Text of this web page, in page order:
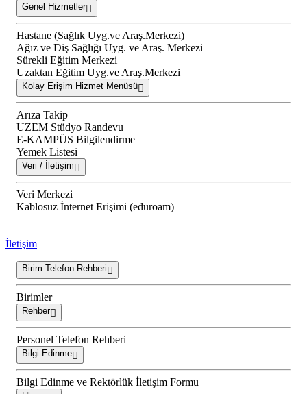
Genel Hizmetler
Hastane (Sağlık Uyg.ve Araş.Merkezi)
Ağız ve Diş Sağlığı Uyg. ve Araş. Merkezi
Sürekli Eğitim Merkezi
Uzaktan Eğitim Uyg.ve Araş.Merkezi
Kolay Erişim Hizmet Menüsü
Arıza Takip
UZEM Stüdyo Randevu
E-KAMPÜS Bilgilendirme
Yemek Listesi
Veri / İletişim
Veri Merkezi
Kablosuz İnternet Erişimi (eduroam)
İletişim
Birim Telefon Rehberi
Birimler
Rehber
Personel Telefon Rehberi
Bilgi Edinme
Bilgi Edinme ve Rektörlük İletişim Formu